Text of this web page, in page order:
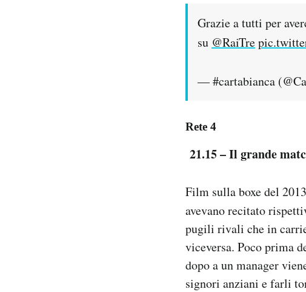
Grazie a tutti per
su @RaiTre
— #cartabianca
Rete 4
21.15 – Il grande
Film sulla boxe del
avevano recitato
pugili rivali che in
viceversa. Poco prima
dopo a un manager
signori anziani e farli